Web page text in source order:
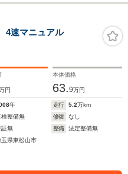
速マニュアル
円
本体価格
63.9万円
年 走行 5.2万km
検整備無 修復
なし
証無 整備
法定整備無
玉県東松山市